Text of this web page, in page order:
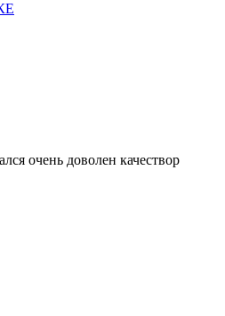
очень доволен качествор